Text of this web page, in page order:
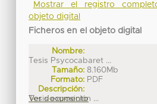
Mostrar el registro
objeto digital
Ficheros en el objeto digital
Nombre:
Tesis Psycocabaret ...
Tamaño: 8.160Mb
Formato: PDF
Descripción:
Tesis exposición ...
Ver documento